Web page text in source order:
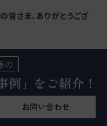
さま、ありがとうござ
チーム
ムです。 MNTSQ